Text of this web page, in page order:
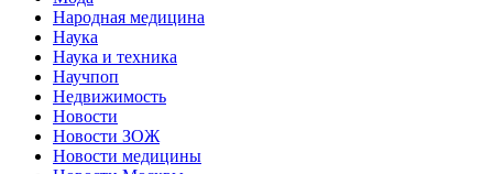
Народная медицина
Наука
Наука и техника
Научпоп
Недвижимость
Новости
Новости ЗОЖ
Новости медицины